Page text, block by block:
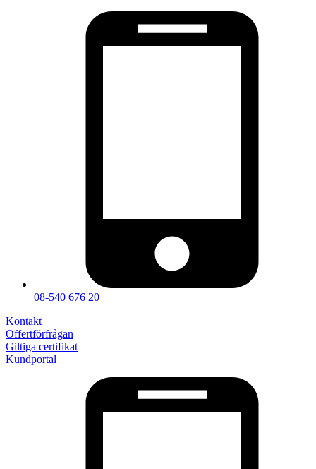
08-540 676 20
Kontakt
Offertförfrågan
Giltiga certifikat
Kundportal